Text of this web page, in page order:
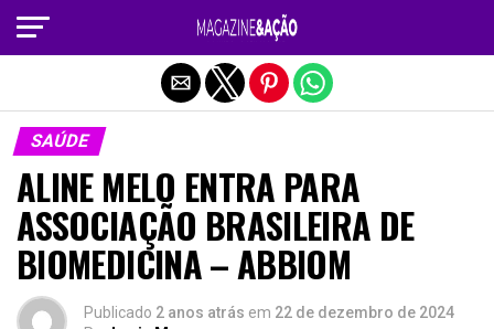
SAÚDE
ALINE MELO ENTRA PARA
ASSOCIAÇÃO BRASILEIRA DE
BIOMEDICINA – ABBIOM
Publicado 2 anos atrás em 22 de dezembro de 2024
Sair da versão mobile